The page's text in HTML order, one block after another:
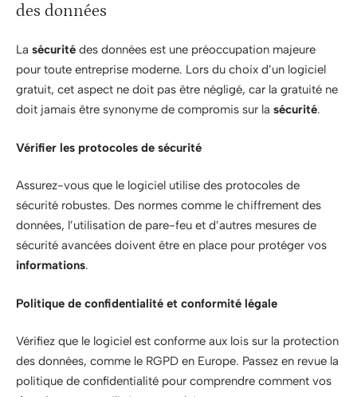
des données
La sécurité des données est une préoccupation majeure
pour toute entreprise moderne. Lors du choix d’un logiciel
gratuit, cet aspect ne doit pas être négligé, car la gratuité ne
doit jamais être synonyme de compromis sur la sécurité.
Vérifier les protocoles de sécurité
Assurez-vous que le logiciel utilise des protocoles de
sécurité robustes. Des normes comme le chiffrement des
données, l’utilisation de pare-feu et d’autres mesures de
sécurité avancées doivent être en place pour protéger vos
informations.
Politique de confidentialité et conformité légale
Vérifiez que le logiciel est conforme aux lois sur la protection
des données, comme le RGPD en Europe. Passez en revue la
politique de confidentialité pour comprendre comment vos